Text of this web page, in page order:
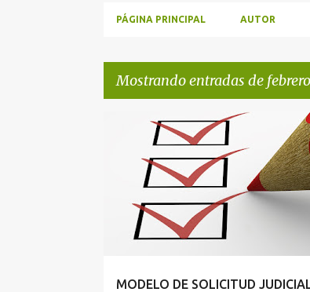
PÁGINA PRINCIPAL AUTOR
Mostrando entradas de febrero
MODELO DE SOLICITUD
PROCESO DE EJECUCIÓN REQUERIMIENTO